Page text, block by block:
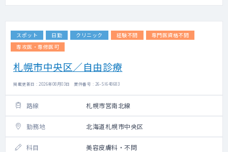
スポット 日勤 クリニック 経験不問
専門医資格不問
専攻医・専修医可
札幌市中央区／自由診療
掲載更新日 : 2026年08月03日 案件番号 : 26-SI648683
路線 札幌市営南北線
勤務地 北海道札幌市中央区
科目 美容皮膚科・不問